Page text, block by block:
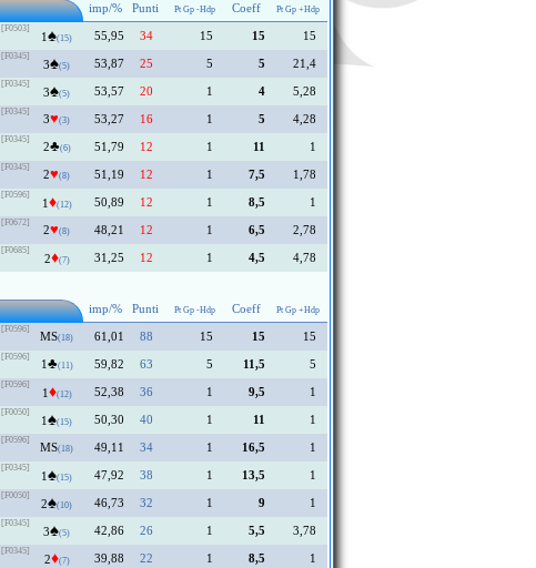
imp/% Punti Pt Gp -Hdp Coeff Pt Gp +Hdp
[F0503]
1♠(15) 55,95 34 15 15 15
[F0345]
3♠(5) 53,87 25 5 5 21,4
[F0345]
3♠(5) 53,57 20 1 4 5,28
[F0345]
3♥(3) 53,27 16 1 5 4,28
[F0345]
2♣(6) 51,79 12 1 11 1
[F0345]
2♥(8) 51,19 12 1 7,5 1,78
[F0596]
1♦(12) 50,89 12 1 8,5 1
[F0672]
2♥(8) 48,21 12 1 6,5 2,78
[F0685]
2♦(7) 31,25 12 1 4,5 4,78
imp/% Punti Pt Gp -Hdp Coeff Pt Gp +Hdp
[F0596]
MS(18) 61,01 88 15 15 15
[F0596]
1♣(11) 59,82 63 5 11,5 5
[F0596]
1♦(12) 52,38 36 1 9,5 1
[F0050]
1♠(15) 50,30 40 1 11 1
[F0596]
MS(18) 49,11 34 1 16,5 1
[F0345]
1♠(15) 47,92 38 1 13,5 1
[F0050]
2♠(10) 46,73 32 1 9 1
[F0345]
3♠(5) 42,86 26 1 5,5 3,78
[F0345]
2♦(7) 39,88 22 1 8,5 1